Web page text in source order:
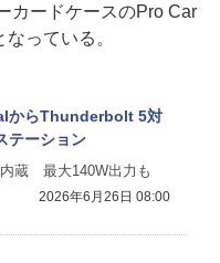
カードケースのPro Car
っている。
からThunderbolt 5対
テーション
蔵 最大140W出力も
2026年6月26日 08:00